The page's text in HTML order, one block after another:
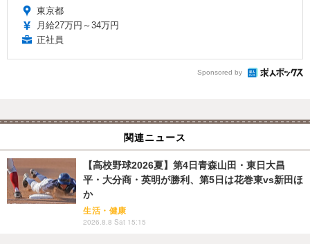
東京都
月給27万円～34万円
正社員
Sponsored by
関連ニュース
【高校野球2026夏】第4日青森山田・東日大昌
平・大分商・英明が勝利、第5日は花巻東vs新田ほ
か
生活・健康
2026.8.8 Sat 15:15